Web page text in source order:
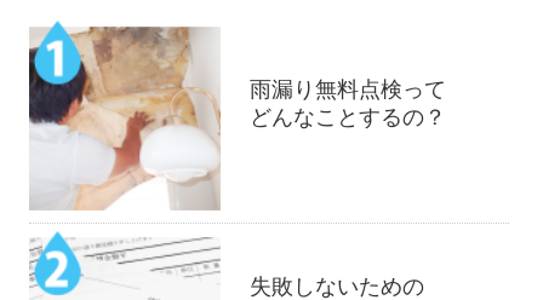
雨漏り無料点検って
どんなことするの？
失敗しないための